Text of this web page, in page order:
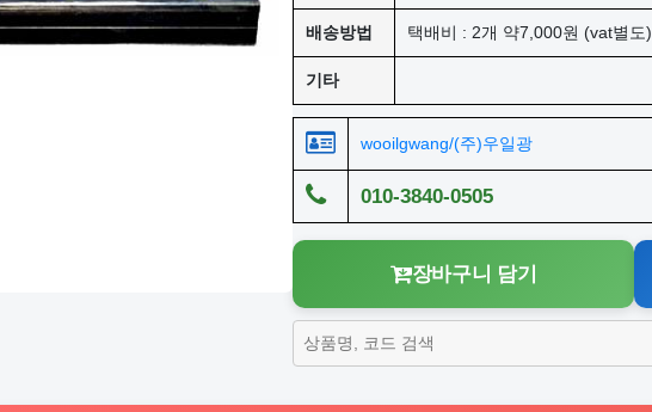
배송방법 택배비 : 2개 약7,000원 (vat별도)
기타
wooilgwang/(주)우일광
010-3840-0505
장바구니 담기